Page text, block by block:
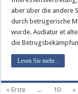
aber über die andere
durch betrügerische
wurde. Audiatur et
die
Lesen Sie mehr...
« Erste ... 10 «